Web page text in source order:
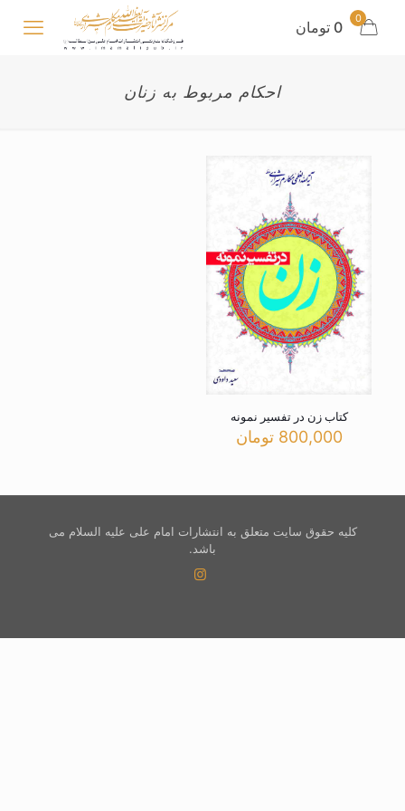
0 0 تومان
احکام مربوط به زنان
کتاب زن در تفسیر نمونه
800,000 تومان
کلیه حقوق سایت متعلق به انتشارات امام علی علیه السلام می
باشد.